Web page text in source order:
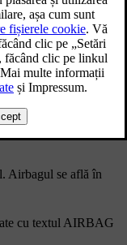
Airbagul superior
a genunchilor
Airbagul se află în
cu textul AIRBAG